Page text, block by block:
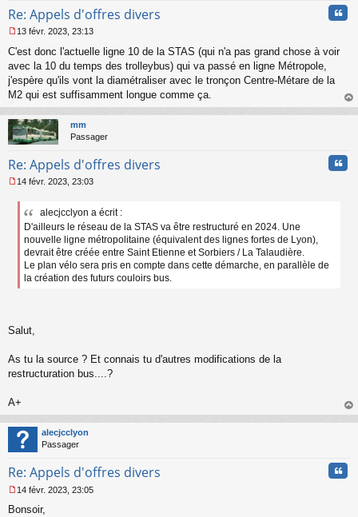
Re: Appels d'offres divers
e
s
g
n
o
u
13 févr. 2023, 23:13
C'est donc l'actuelle ligne 10 de la STAS (qui n'a pas grand chose à voir
avec la 10 du temps des trolleybus) qui va passé en ligne Métropole,
j'espère qu'ils vont la diamétraliser avec le tronçon Centre-Métare de la
M2 qui est suffisamment longue comme ça.
au
mm
Passager
Re: Appels d'offres divers
e
o
14 févr. 2023, 23:03
alecjcclyon a écrit :
D'ailleurs le réseau de la STAS va être restructuré en 2024. Une
nouvelle ligne métropolitaine (équivalent des lignes fortes de Lyon),
devrait être créée entre Saint Etienne et Sorbiers / La Talaudière.
Le plan vélo sera pris en compte dans cette démarche, en parallèle de
la création des futurs couloirs bus.
Salut,
As tu la source ? Et connais tu d'autres modifications de la
restructuration bus....?
A+
au
alecjcclyon
Passager
Re: Appels d'offres divers
e
14 févr. 2023, 23:05
Bonsoir,